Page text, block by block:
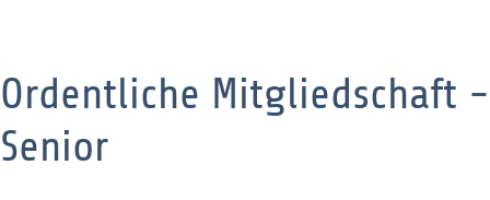
Ordentliche Mitgliedschaft -
Senior